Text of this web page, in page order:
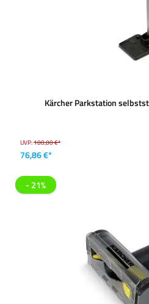
Kärcher Parkstation
UVP:100,00 €*
76,86 €*
- 21%